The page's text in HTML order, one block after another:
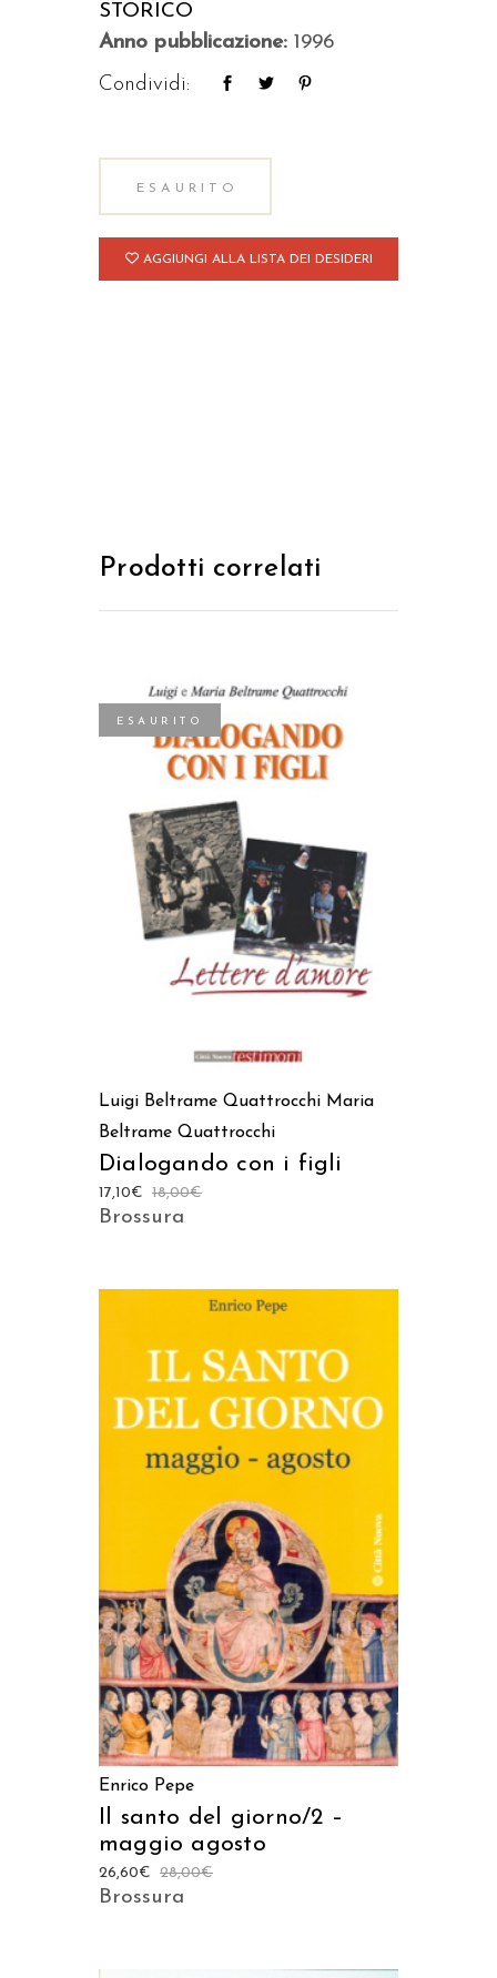
STORICO
Anno pubblicazione: 1996
Condividi:
ESAURITO
AGGIUNGI ALLA LISTA DEI DESIDERI
Prodotti correlati
ESAURITO
LEGGI TUTTO
Luigi Beltrame Quattrocchi Maria
Beltrame Quattrocchi
Dialogando con i figli
18,00€
17,10€
Brossura
AGGIUNGI AL CARRELLO
Enrico Pepe
Il santo del giorno/2 –
maggio agosto
28,00€
26,60€
Brossura